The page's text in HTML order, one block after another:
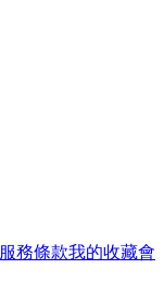
服務條款我的收藏會